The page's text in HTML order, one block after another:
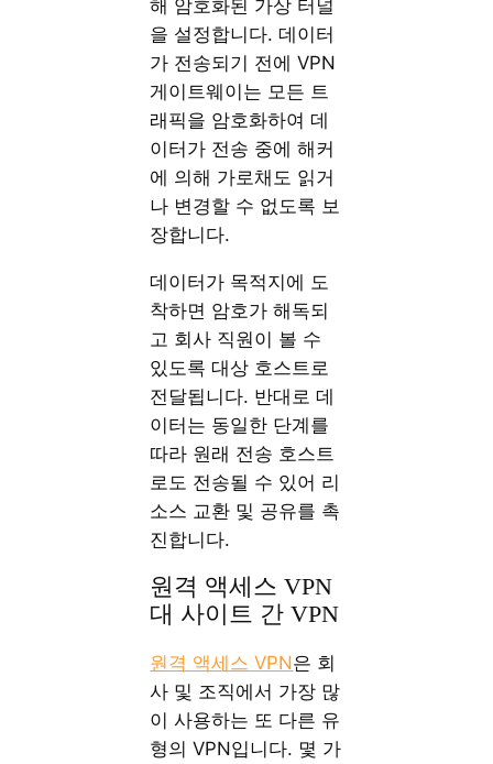
해 암호화된 가상 터널
을 설정합니다. 데이터
가 전송되기 전에 VPN
게이트웨이는 모든 트
래픽을 암호화하여 데
이터가 전송 중에 해커
에 의해 가로채도 읽거
나 변경할 수 없도록 보
장합니다.
데이터가 목적지에 도
착하면 암호가 해독되
고 회사 직원이 볼 수
있도록 대상 호스트로
전달됩니다. 반대로 데
이터는 동일한 단계를
따라 원래 전송 호스트
로도 전송될 수 있어 리
소스 교환 및 공유를 촉
진합니다.
원격 액세스 VPN
대 사이트 간 VPN
원격 액세스 VPN은 회
사 및 조직에서 가장 많
이 사용하는 또 다른 유
형의 VPN입니다. 몇 가